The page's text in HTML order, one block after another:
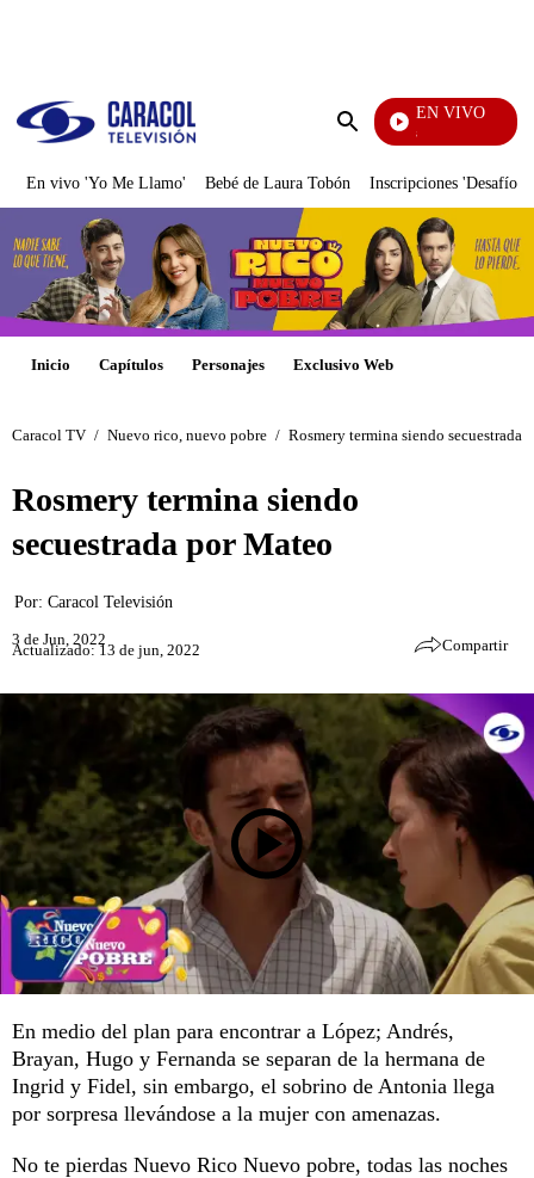
Enviar
EN VIVO
También Caerás
En vivo 'Yo Me Llamo' Bebé de Laura Tobón Inscripciones 'Desafío'
Inicio Capítulos Personajes Exclusivo Web
Caracol TV / Nuevo rico, nuevo pobre / Rosmery termina siendo secuestrada
Rosmery termina siendo
secuestrada por Mateo
Por: Caracol Televisión
3 de Jun, 2022
Actualizado: 13 de jun, 2022 Compartir
En medio del plan para encontrar a López; Andrés,
Brayan, Hugo y Fernanda se separan de la hermana de
Ingrid y Fidel, sin embargo, el sobrino de Antonia llega
por sorpresa llevándose a la mujer con amenazas.
No te pierdas Nuevo Rico Nuevo pobre, todas las noches